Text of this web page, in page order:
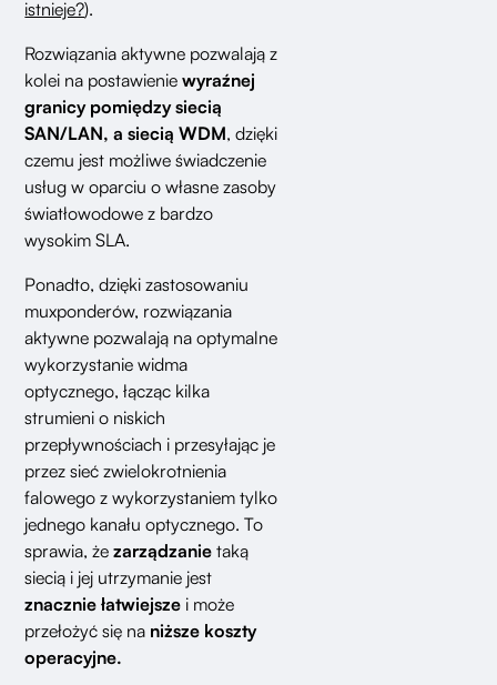
istnieje?).
Rozwiązania aktywne pozwalają z
kolei na postawieniewyraźnej
granicy pomiędzy siecią
SAN/LAN, a siecią WDM, dzięki
czemu jest możliwe świadczenie
usług w oparciu o własne zasoby
światłowodowe z bardzo
wysokim SLA.
Ponadto, dzięki zastosowaniu
muxponderów, rozwiązania
aktywne pozwalają na optymalne
wykorzystanie widma
optycznego, łącząc kilka
strumieni o niskich
przepływnościach i przesyłając je
przez sieć zwielokrotnienia
falowego z wykorzystaniem tylko
jednego kanału optycznego. To
sprawia, żezarządzanietaką
siecią i jej utrzymanie jest
znacznie łatwiejsze i może
przełożyć się na niższe koszty
operacyjne.